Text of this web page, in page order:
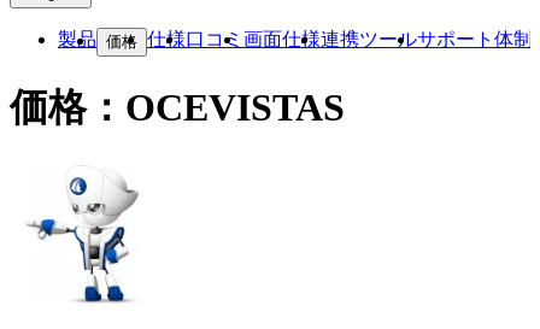
製品 価格 仕様口コミ 画面仕様連携ツールサポート体制
価格： OCEVISTAS